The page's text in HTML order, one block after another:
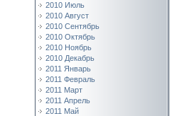
2010 Июль
2010 Август
2010 Сентябрь
2010 Октябрь
2010 Ноябрь
2010 Декабрь
2011 Январь
2011 Февраль
2011 Март
2011 Апрель
2011 Май